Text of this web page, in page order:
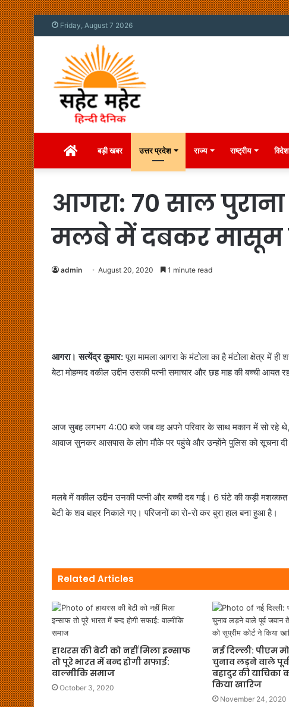
Friday, August 7 2026
Homeबड़ी खबर उत्तर प्रदेश राज्य राष्ट्रीय विदेश
आगरा: 70 साल
मलबे में दबकर मासूम
admin August 20, 2020 1 minute read
आगरा। सत्येंद्र कुमार:पूरा मामला आगरा के मंटोला का है मंटोला क्षेत्र में
बेटा मोहम्मद वकील उद्दीन उसकी पत्नी समाचार और छह माह की बच्ची आयत
आज सुबह लगभग 4:00 बजे जब वह अपने परिवार के साथ मकान में सो रहे
आवाज सुनकर आसपास के लोग मौके पर पहुंचे और उन्होंने पुलिस को सूचना
मलबे में वकील उद्दीन उनकी पत्नी और बच्ची दब गई। 6 घंटे की कड़ी
बेटी के शव बाहर निकाले गए। परिजनों का रो-रो कर बुरा हाल बना हुआ है।
Related Articles
हाथरस की बेटी को नहीं मिला इन्साफ
तो पूरे भारत में बन्द होगी सफाई:
वाल्मीकि समाज
October 3, 2020
नई दिल्ली: पीएम
चुनाव लड़ने वाले
बहादुर की याचिका
किया खारिज
November 24, 2020